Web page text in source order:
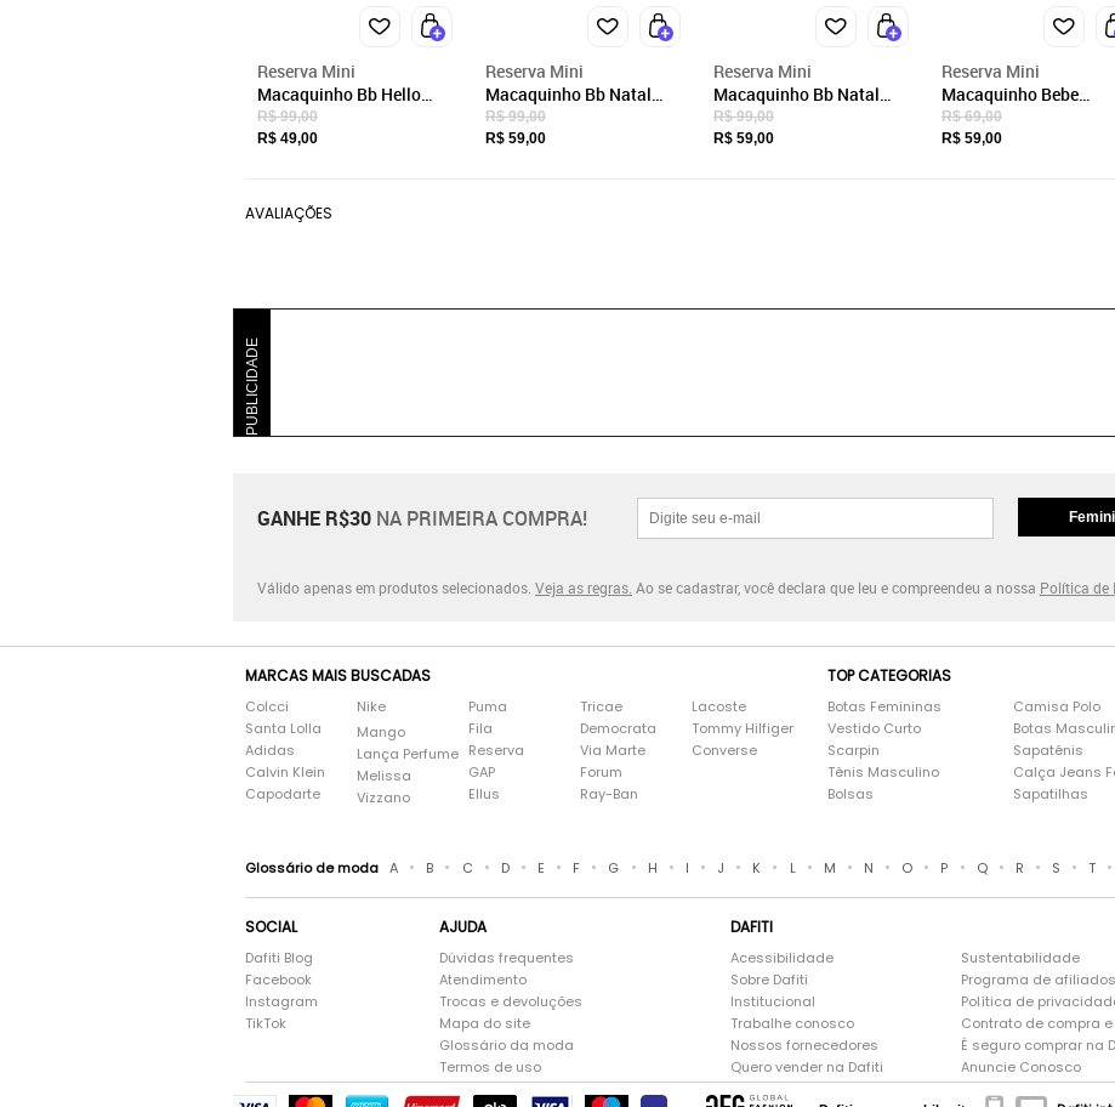
Reserva Mini
Macaquinho Bb Hello
Reserva Mini Branco
R$ 99,00
R$ 49,00
Reserva Mini
Macaquinho Bb Natal
Bom Menino Reserva Mini
Branco
R$ 99,00
R$ 59,00
Reserva Mini
Macaquinho Bb Natal
Noite Feliz Reserva Mini
Branco
R$ 99,00
R$ 59,00
Reserva Mini
Macaquinho Bebe
Notificação Reserva
Branco
R$ 69,00
R$ 59,00
AVALIAÇÕES
PUBLICIDADE
GANHE R$30 NA PRIMEIRA COMPRA!
Válido apenas em produtos selecionados. Veja as regras. Ao se cadastrar, você declara que leu e compreendeu a nossa Política de
MARCAS MAIS BUSCADAS
Colcci
Santa Lolla
Adidas
Calvin Klein
Capodarte
Nike
Mango
Lança Perfume
Melissa
Vizzano
Puma
Fila
Reserva
GAP
Ellus
Tricae
Democrata
Via Marte
Forum
Ray-Ban
Lacoste
Tommy Hilfiger
Converse
TOP CATEGORIAS
Botas Femininas
Vestido Curto
Scarpin
Tênis Masculino
Bolsas
Camisa Polo
Botas
Sapatênis
Calça Jeans
Sapatilhas
Glossário de moda A • B • C • D • E • F • G • H • I • J • K • L • M • N • O • P • Q • R • S • T •
SOCIAL
Dafiti Blog
Facebook
Instagram
TikTok
AJUDA
Dúvidas frequentes
Atendimento
Trocas e devoluções
Mapa do site
Glossário da moda
Termos de uso
DAFITI
Acessibilidade
Sobre Dafiti
Institucional
Trabalhe conosco
Nossos fornecedores
Quero vender na Dafiti
Sustentabilidade
Programa de afiliados
Política de
Contrato de compra
É seguro comprar na
Anuncie Conosco